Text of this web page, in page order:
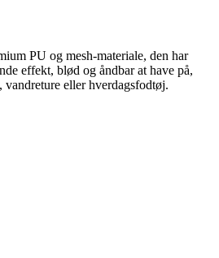
PU og mesh-materiale, den har
effekt, blød og åndbar at have på,
eller hverdagsfodtøj.